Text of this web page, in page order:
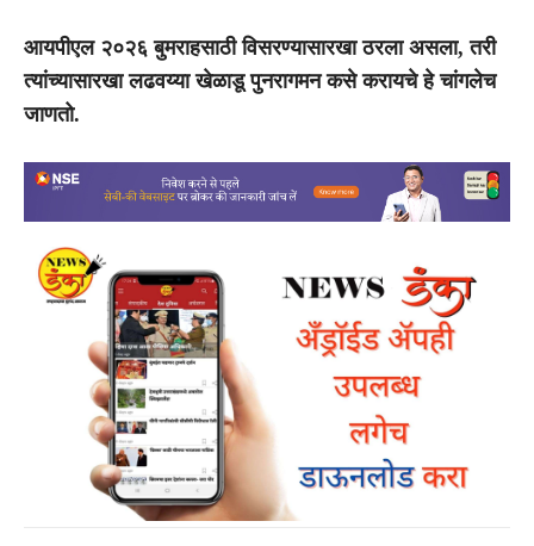
आयपीएल २०२६ बुमराहसाठी विसरण्यासारखा ठरला असला, तरी
त्यांच्यासारखा लढवय्या खेळाडू पुनरागमन कसे करायचे हे चांगलेच
जाणतो.